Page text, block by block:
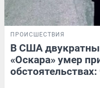
ПРОИСШЕСТВИЯ
В США
«Оскара» умер